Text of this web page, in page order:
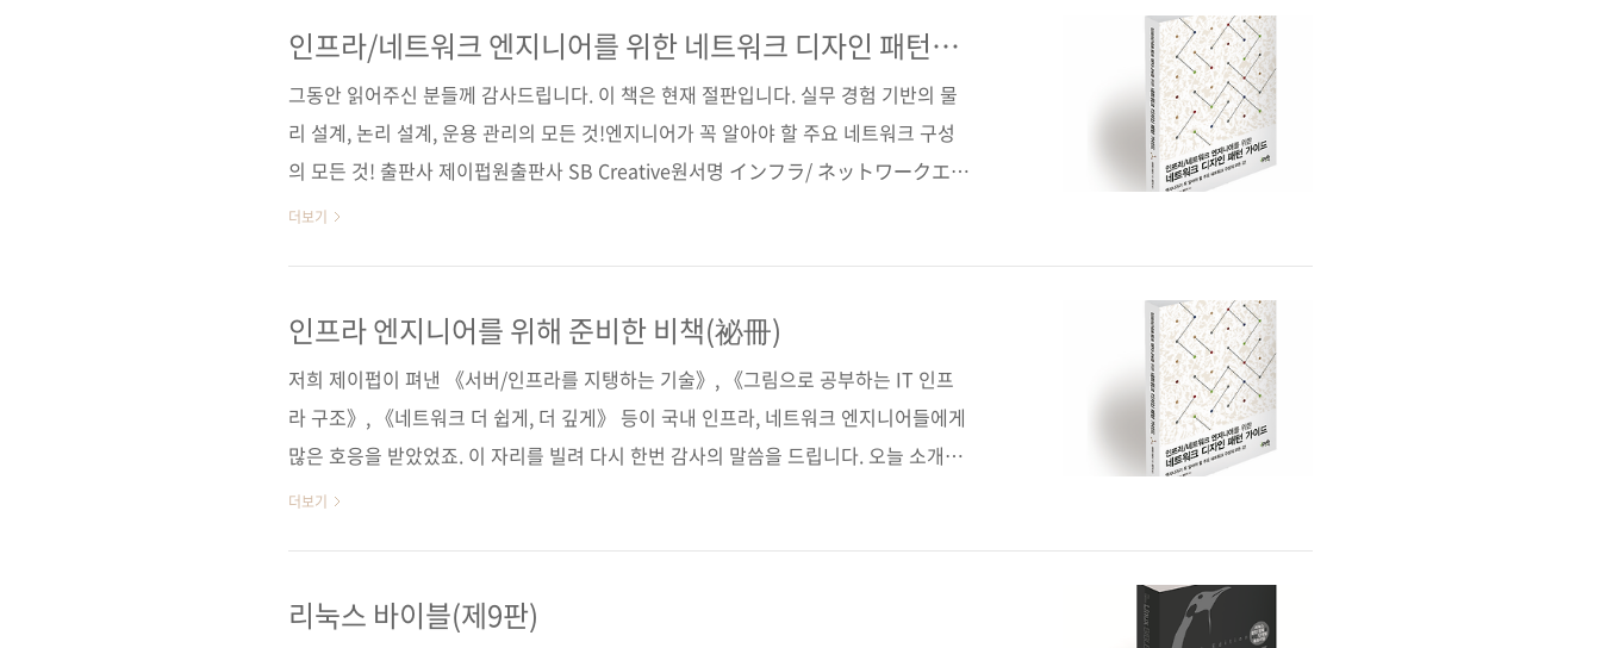
습니다. 마치 방송을 라이브로 듣는 것처럼 모든 내용을 대화체로 구성하였으며, 방송
등을 보강하여 ..
인프라/네트워크 엔지니어를 위한 네트워크 디자인 패턴
가이드
그동안 읽어주신 분들께 감사드립니다. 이 책은 현재 절판입니다. 실무 경험 기반의 물
리 설계, 논리 설계, 운용 관리의 모든 것!엔지니어가 꼭 알아야 할 주요 네트워크 구성
의 모든 것! 출판사 제이펍원출판사 SB Creative원서명 インフラ/ ネットワークエン
ジニアのためのネットワーク・デザインパターン(원서 ISBN: 9784797382846)
11-85890-92-0 (93000)키워드 인프라 / 네트워크 / 디자인 / 패턴 / 고가용성 / 운용
더보기
인프라 엔지니어를 위해 준비한 비책(祕冊)
저희 제이펍이 펴낸 《서버/인프라를 지탱하는 기술》, 《그림으로 공부하는 IT 인프
라 구조》, 《네트워크 더 쉽게, 더 깊게》 등이 국내 인프라, 네트워크 엔지니어들에게
많은 호응을 받았었죠. 이 자리를 빌려 다시 한번 감사의 말씀을 드립니다. 오늘 소개할
책은 《인프라/네트워크 엔지니어를 위한 네트워크 이해 및 설계 가이드》의 저자가
을 패턴별로 정리한 책입니다. 스마트폰의 보급 전 세계적으로 증가하고 네트워크 환경
더보기
리눅스 바이블(제9판)